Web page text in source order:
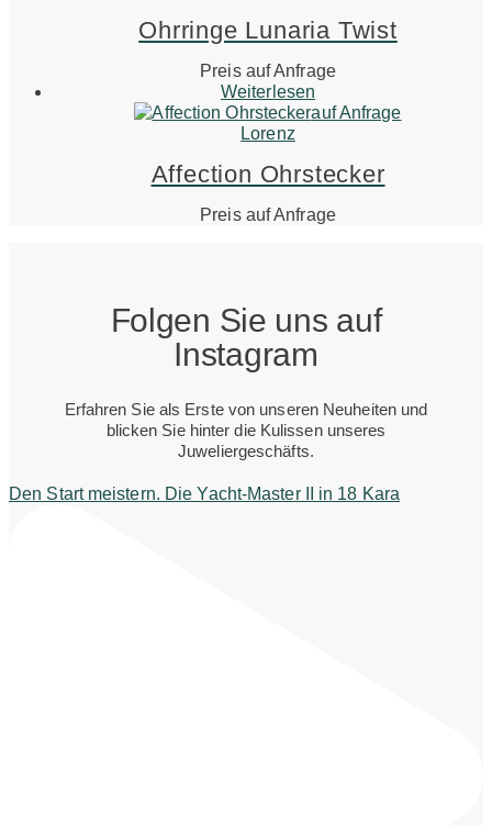
Ohrringe Lunaria Twist
Preis auf Anfrage
Weiterlesen
auf Anfrage
Lorenz
Affection Ohrstecker
Preis auf Anfrage
Folgen Sie uns auf
Instagram
Erfahren Sie als Erste von unseren Neuheiten und
blicken Sie hinter die Kulissen unseres
Juweliergeschäfts.
Den Start meistern. Die Yacht-Master II in 18 Kara